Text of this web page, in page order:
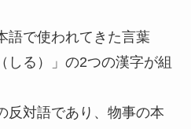
語で使われてきた言葉
しる）」の2つの漢字が組
反対語であり、物事の本